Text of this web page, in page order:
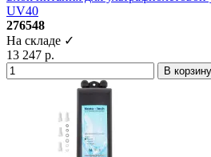
UV40
276548
На складе ✓
13 247 р.
В корзину